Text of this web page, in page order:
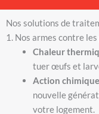
Nos solutions de
1. Nos armes contre
Chaleur
tuer œufs et
Action
nouvelle
votre logement.